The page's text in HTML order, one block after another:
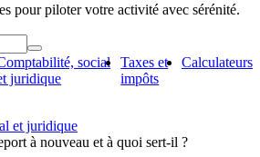
pour piloter votre activité avec sérénité.
social
juridique
Taxes et
impôts
Calculateurs
et juridique
à nouveau et à quoi sert-il ?